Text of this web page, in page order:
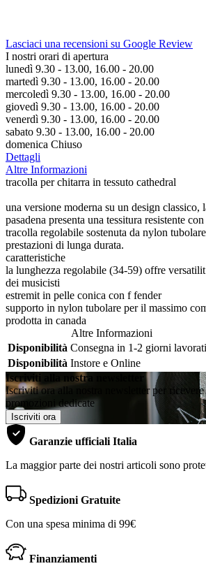
Lasciaci una recensioni su Google Review
I nostri orari di apertura
lunedì 9.30 - 13.00, 16.00 - 20.00
martedì 9.30 - 13.00, 16.00 - 20.00
mercoledì 9.30 - 13.00, 16.00 - 20.00
giovedì 9.30 - 13.00, 16.00 - 20.00
venerdì 9.30 - 13.00, 16.00 - 20.00
sabato 9.30 - 13.00, 16.00 - 20.00
domenica Chiuso
Dettagli
Altre Informazioni
tracolla per chitarra in tessuto cathedral
una versione moderna su un design classico,
pasadena presenta una tessitura resistente
tracolla regolabile sostenuta da nylon
prestazioni di lunga durata.
caratteristiche
la lunghezza regolabile (34-59) offre
dei musicisti
estremit in pelle conica con f fender
supporto in nylon tubolare per il massimo
prodotta in canada
Altre Informazioni
Disponibilità Consegna in 1-2 giorni
Disponibilità Instore e Online
Iscriviti alla nostra newsletter
Iscriviti ora alla nostra newsletter per
promozioni dedicate
Iscriviti ora
Garanzie ufficiali Italia
La maggior parte dei nostri articoli sono
Spedizioni Gratuite
Con una spesa minima di 99€
Finanziamenti